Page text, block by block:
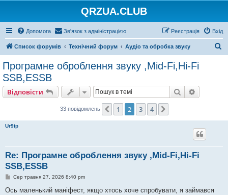
QRZUA.CLUB
Допомога Зв'язок з адміністрацією Вхід
Реєстрація
Список форумів Технічний форум Аудіо та обробка звуку
Програмне оброблення звуку ,Mid-Fi,Hi-Fi
SSB,ESSB
Відповісти Пошук
33 повідомлень Поперед.
1 2 3 4
Ur9ip
Re: Програмне оброблення звуку ,Mid-Fi,Hi-Fi
SSB,ESSB
П
в
Сер травня 27, 2026 8:40 pm
Ось маленький маніфест, якщо хтось хоче спробувати, я займався